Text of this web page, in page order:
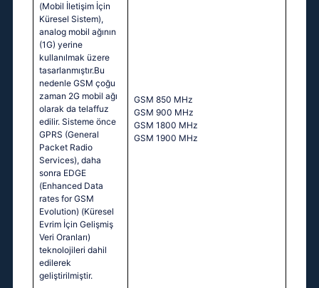
(Mobil İletişim İçin
Küresel Sistem),
analog mobil ağının
(1G) yerine
kullanılmak üzere
tasarlanmıştır.Bu
nedenle GSM çoğu
zaman 2G mobil ağı
olarak da telaffuz
edilir. Sisteme önce
GPRS (General
Packet Radio
Services), daha
sonra EDGE
(Enhanced Data
rates for GSM
Evolution) (Küresel
Evrim İçin Gelişmiş
Veri Oranları)
teknolojileri dahil
edilerek
geliştirilmiştir.
GSM 850 MHz
GSM 900 MHz
GSM 1800 MHz
GSM 1900 MHz